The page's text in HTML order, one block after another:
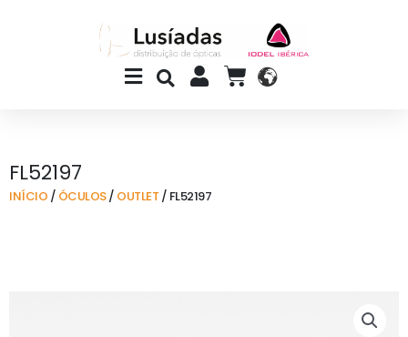
Main
Menu
CART
FL52197
INÍCIO / ÓCULOS/ OUTLET / FL52197